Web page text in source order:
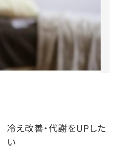
冷え改善・代謝をUPした
い